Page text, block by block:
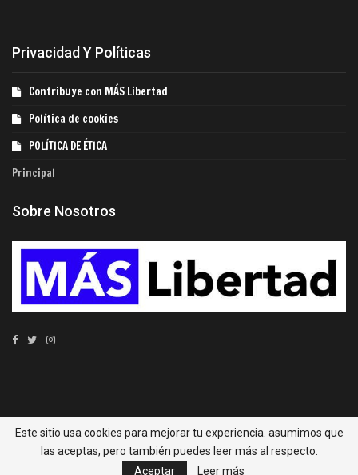
Privacidad Y Políticas
Contribuye con MÁS Libertad
Política de cookies
POLÍTICA DE ÉTICA
Principal
Sobre Nosotros
© 2022 - MÁS Libertad. Todos los derechos reservados.
MÁS Libertad las principales noticias económicas de
Colombia y el mundo.
Este sitio usa cookies para mejorar tu experiencia. asumimos que
las aceptas, pero también puedes leer más al respecto.
Aceptar
Leer más